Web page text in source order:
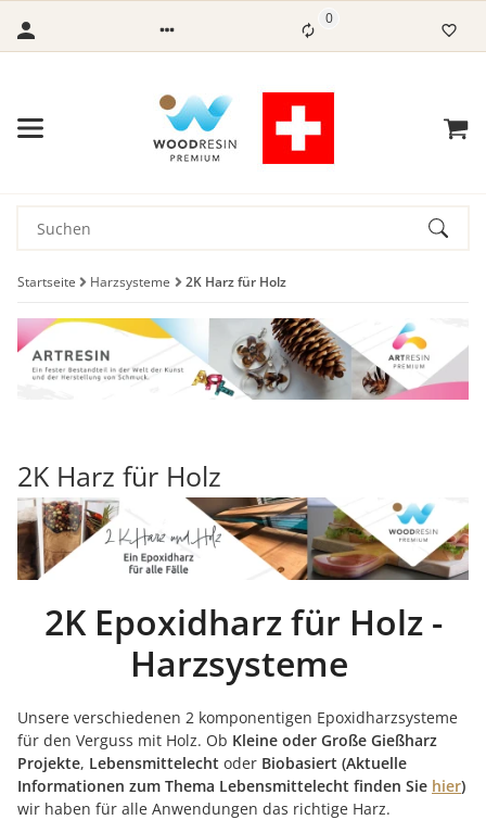
0
Startseite Harzsysteme 2K Harz für Holz
2K Harz für Holz
2K Epoxidharz für Holz -
Harzsysteme
Unsere verschiedenen 2 komponentigen Epoxidharzsysteme
für den Verguss mit Holz. Ob Kleine oder Große Gießharz
Projekte, Lebensmittelecht oder Biobasiert (Aktuelle
Informationen zum Thema Lebensmittelecht finden Sie hier)
wir haben für alle Anwendungen das richtige Harz.